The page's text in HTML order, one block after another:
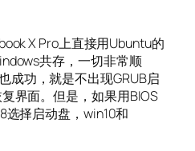
X Pro上直接用Ubuntu的
共存，一切非常顺
成功，就是不出现GRUB启
界面。但是，如果用BIOS
选择启动盘，win10和